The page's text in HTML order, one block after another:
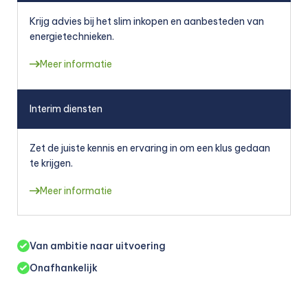
Krijg advies bij het slim inkopen en aanbesteden van
energietechnieken.
Meer informatie
Interim diensten
Zet de juiste kennis en ervaring in om een klus gedaan
te krijgen.
Meer informatie
Van ambitie naar uitvoering
Onafhankelijk